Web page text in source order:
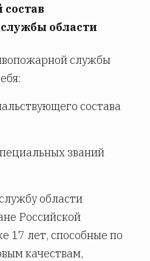
области
службы
состава
званий
области
Российской
17 лет, способные по
качествам,